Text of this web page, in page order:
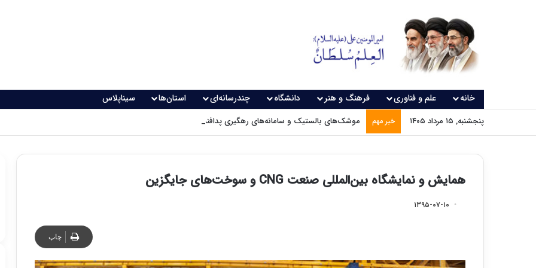
خانه علم و فناوری فرهنگ و هنر دانشگاه چندرسانه‌ای استان‌ها سیناپلاس
پنجشنبه, ۱۵ مرداد ۱۴۰۵ خبر مهم موشک‌های بالستیک و سامانه‌های رهگیری پدافندی چگونه کار می کنند؟
همایش و نمایشگاه بین‌المللی صنعت CNG و سوخت‌های جایگزین
۱۳۹۵-۰۷-۱۰
چاپ